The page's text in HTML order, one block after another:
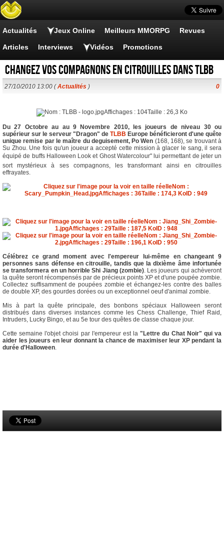
Actualités Jeux Online Meilleurs MMORPG Revues
Articles Interviews Vidéos Promotions
Changez vos compagnons en citrouilles dans TLBB
27/10/2010 13:00 (Actualités ) 0
Du 27 Octobre au au 9 Novembre 2010, les joueurs de niveau 30 ou
supérieur sur le serveur "Dragon" de TLBB Europe bénéficieront d'une quête
unique remise par le maître du deguisement, Po Wen (168, 168), se trouvant à
Su Zhou. Une fois qu'un joueur a accepté cette mission à glacer le sang, il sera
équipé de buffs Halloween Look et Ghost Watercolour" lui permettant de jeter un
sort mystérieux à ses compagnons, les transformant ainsi en citrouilles
effrayates.
Célébrez ce grand moment avec l'empereur lui-même en changeant 9
personnes sans défense en citrouille, tandis que la dixième âme infortunée
se transformera en un horrible Shi Jiang (zombie). Les joueurs qui achèveront
la quête seront récompensés par de précieux points XP et d'une poupée zombie.
Collectez suffisamment de poupées zombie et échangez-les contre des balles
de double XP, des gourdes dorées ou un exceptionnel oeuf d'animal zombie.
Mis à part la quête principale, des bonbons spéciaux Halloween seront
distribués dans diverses instances comme les Chess Challenge, Thief Raid,
Intruders, Lucky Bingo, et au 5e tour des quêtes de classe chaque jour.
Cette semaine l'objet choisi par l'empereur est la"Lettre du Chat Noir" qui va
aider les joueurs en leur donnant la chance de maximiser leur XP pendant la
durée d'Halloween.